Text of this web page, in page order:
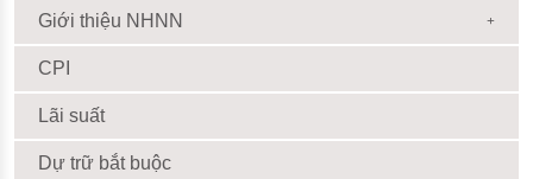
Giới thiệu NHNN
CPI
Lãi suất
Dự trữ bắt buộc